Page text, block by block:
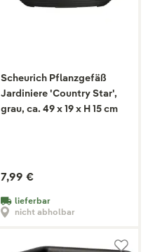
Scheurich Pflanzgefäß
Jardiniere 'Country Star',
grau, ca. 49 x 19 x H 15 cm
7,99 €
lieferbar
nicht abholbar